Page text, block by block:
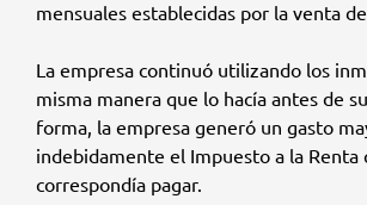
mensuales establecidas por la venta
La empresa continuó utilizando los
misma manera que lo hacía antes de
forma, la empresa generó un gasto
indebidamente el Impuesto a la Renta
correspondía pagar.